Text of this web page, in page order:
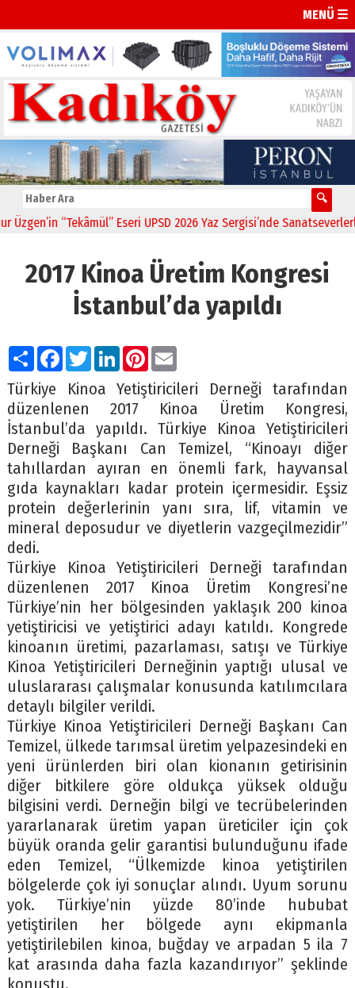
MENÜ ☰
“Tekâmül” Eseri UPSD 2026 Yaz Sergisi’nde Sanatseverlerle
2017 Kinoa Üretim Kongresi
İstanbul’da yapıldı
PaylaşFacebook
TwitterLinkedIn
Pinterest
Email
Türkiye Kinoa Yetiştiricileri Derneği tarafından
düzenlenen 2017 Kinoa Üretim Kongresi,
İstanbul’da yapıldı. Türkiye Kinoa Yetiştiricileri
Derneği Başkanı Can Temizel, “Kinoayı diğer
tahıllardan ayıran en önemli fark, hayvansal
gıda kaynakları kadar protein içermesidir. Eşsiz
protein değerlerinin yanı sıra, lif, vitamin ve
mineral deposudur ve diyetlerin vazgeçilmezidir’’
dedi.
Türkiye Kinoa Yetiştiricileri Derneği tarafından
düzenlenen 2017 Kinoa Üretim Kongresi’ne
Türkiye’nin her bölgesinden yaklaşık 200 kinoa
yetiştiricisi ve yetiştirici adayı katıldı. Kongrede
kinoanın üretimi, pazarlaması, satışı ve Türkiye
Kinoa Yetiştiricileri Derneğinin yaptığı ulusal ve
uluslararası çalışmalar konusunda katılımcılara
detaylı bilgiler verildi.
Türkiye Kinoa Yetiştiricileri Derneği Başkanı Can
Temizel, ülkede tarımsal üretim yelpazesindeki en
yeni ürünlerden biri olan kionanın getirisinin
diğer bitkilere göre oldukça yüksek olduğu
bilgisini verdi. Derneğin bilgi ve tecrübelerinden
yararlanarak üretim yapan üreticiler için çok
büyük oranda gelir garantisi bulunduğunu ifade
eden Temizel, “Ülkemizde kinoa yetiştirilen
bölgelerde çok iyi sonuçlar alındı. Uyum sorunu
yok. Türkiye’nin yüzde 80’inde hububat
yetiştirilen her bölgede aynı ekipmanla
yetiştirilebilen kinoa, buğday ve arpadan 5 ila 7
kat arasında daha fazla kazandırıyor’’ şeklinde